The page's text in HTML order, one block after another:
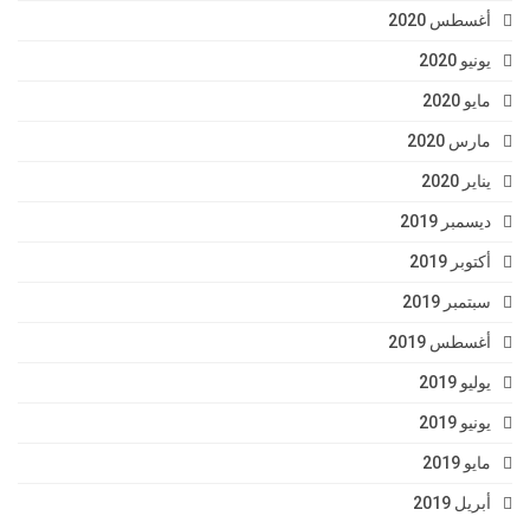
أغسطس 2020
يونيو 2020
مايو 2020
مارس 2020
يناير 2020
ديسمبر 2019
أكتوبر 2019
سبتمبر 2019
أغسطس 2019
يوليو 2019
يونيو 2019
مايو 2019
أبريل 2019